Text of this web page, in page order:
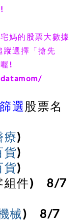
!
宅媽的股票大數據
蹤選擇 「搶先
!
選股票名
療)
貨)
貨)
組件)
8/7
械)
8/7